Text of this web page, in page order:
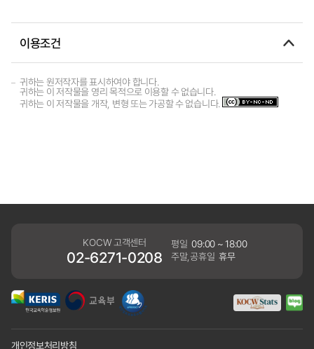
이용조건
귀하는 원저작자를 표시하여야 합니다.
귀하는 이 저작물을 영리 목적으로 이용할 수 없습니다.
귀하는 이 저작물을 개작, 변형 또는 가공할 수 없습니다.
KOCW 고객센터
02-6271-0208
평일 09:00 ~ 18:00
주말,공휴일 휴무
개인정보처리방침